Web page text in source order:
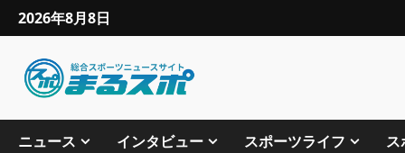
2026年8月8日
ニュース インタビュー スポーツライフ ス